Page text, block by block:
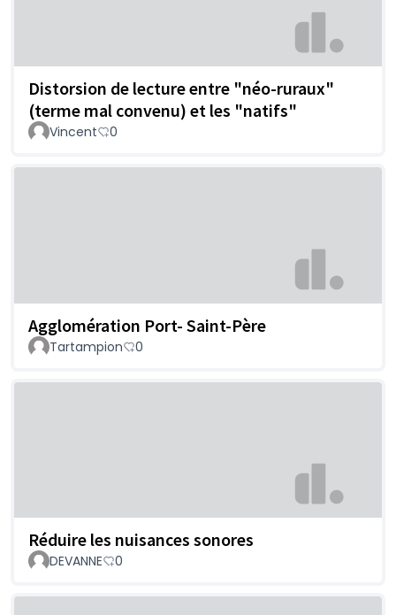
Distorsion de lecture entre "néo-ruraux"
(terme mal convenu) et les "natifs"
Vincent 0
Agglomération Port- Saint-Père
Tartampion 0
Réduire les nuisances sonores
DEVANNE 0